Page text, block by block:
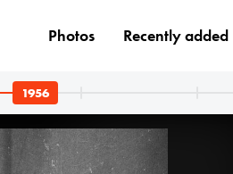
Photos Recently added
1956